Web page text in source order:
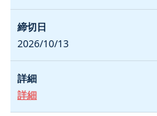
2026/10/13
詳細